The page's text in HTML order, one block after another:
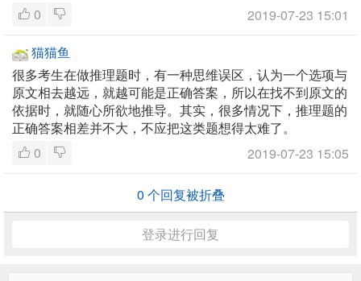
0
2019-07-23 15:01
猫猫鱼
很多考生在做推理题时，有一种思维误区，认为一个选项与
原文相去越远，就越可能是正确答案，所以在找不到原文的
依据时，就随心所欲地推导。其实，很多情况下，推理题的
正确答案相差并不大，不应把这类题想得太难了。
0
2019-07-23 15:05
0 个回复被折叠
登录进行回复